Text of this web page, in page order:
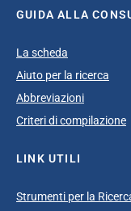
GUIDA ALLA
La scheda
Aiuto per la ricerca
Abbreviazioni
Criteri di compilazione
LINK UTILI
Strumenti per la